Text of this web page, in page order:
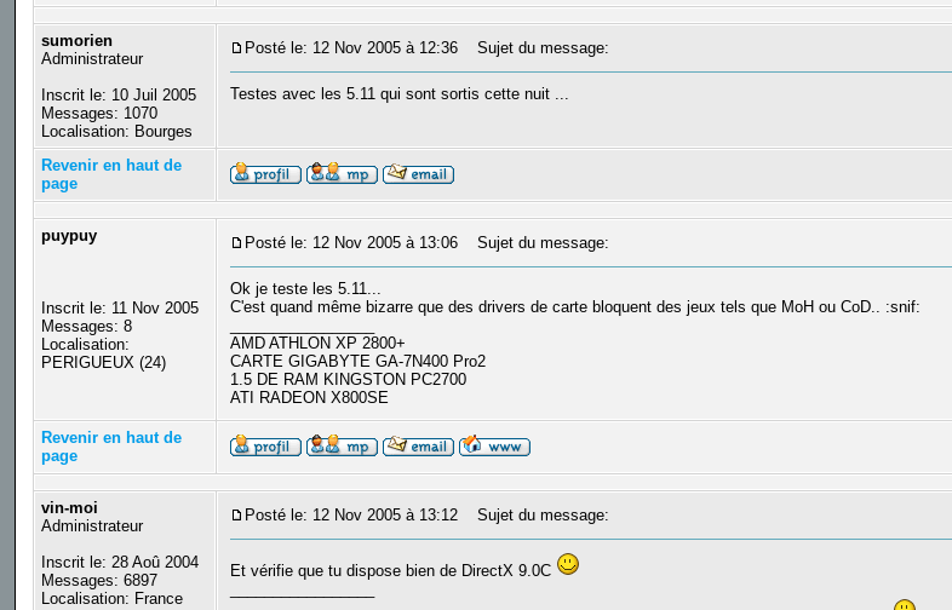
sumorien
Administrateur
Inscrit le: 10 Juil 2005
Messages: 1070
Localisation: Bourges
Posté le: 12 Nov 2005 à 12:36 Sujet du message:
Testes avec les 5.11 qui sont sortis cette nuit ...
Revenir en haut de
page
puypuy
Inscrit le: 11 Nov 2005
Messages: 8
Localisation:
PERIGUEUX (24)
Posté le: 12 Nov 2005 à 13:06 Sujet du message:
Ok je teste les 5.11...
C'est quand même bizarre que des drivers de carte bloquent des jeux tels que MoH ou CoD.. :snif:
AMD ATHLON XP 2800+
CARTE GIGABYTE GA-7N400 Pro2
1.5 DE RAM KINGSTON PC2700
ATI RADEON X800SE
Revenir en haut de
page
vin-moi
Administrateur
Inscrit le: 28 Aoû 2004
Messages: 6897
Localisation: France
Posté le: 12 Nov 2005 à 13:12 Sujet du message:
Et vérifie que tu dispose bien de DirectX 9.0C